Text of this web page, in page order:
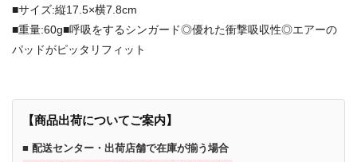
■サイズ:縦17.5×横7.8cm
■重量:60g■呼吸をするシンガード◎優れた衝撃吸収性◎エアーの
パッドがピッタリフィット
【商品出荷についてご案内】
■ 配送センター・出荷店舗で在庫が揃う場合